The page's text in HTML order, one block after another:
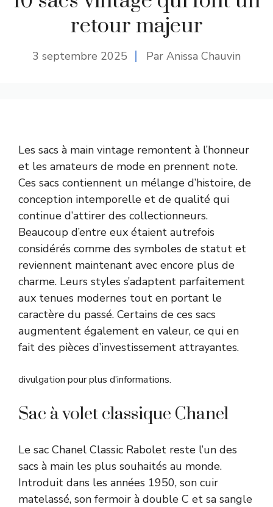
retour majeur
3 septembre 2025 Par Anissa Chauvin
Les sacs à main vintage remontent à l’honneur
et les amateurs de mode en prennent note.
Ces sacs contiennent un mélange d’histoire, de
conception intemporelle et de qualité qui
continue d’attirer des collectionneurs.
Beaucoup d’entre eux étaient autrefois
considérés comme des symboles de statut et
reviennent maintenant avec encore plus de
charme. Leurs styles s’adaptent parfaitement
aux tenues modernes tout en portant le
caractère du passé. Certains de ces sacs
augmentent également en valeur, ce qui en
fait des pièces d’investissement attrayantes.
divulgation pour plus d’informations.
Sac à volet classique Chanel
Le sac Chanel Classic Rabolet reste l’un des
sacs à main les plus souhaités au monde.
Introduit dans les années 1950, son cuir
matelassé, son fermoir à double C et sa sangle